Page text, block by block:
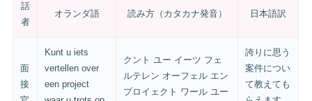
話
者
オランダ語 読み方（カタカナ発音） 日本語訳
面
接
Kunt u iets
vertellen over
een project
クント ユー イーツ フェ
ルテレン オーフェル エン
プロイェクト ワール ユー
誇りに思う
案件につい
て教えても